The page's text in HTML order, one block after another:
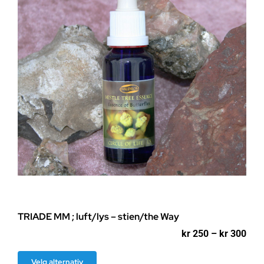
velges
på
produktsiden
TRIADE MM ; luft/lys – stien/the Way
kr 250 – kr 300
Velg alternativ